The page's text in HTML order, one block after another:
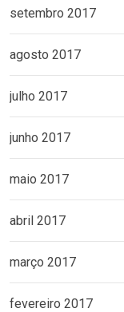
setembro 2017
agosto 2017
julho 2017
junho 2017
maio 2017
abril 2017
março 2017
fevereiro 2017